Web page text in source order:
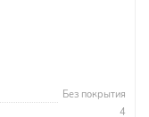
Без покрытия
4